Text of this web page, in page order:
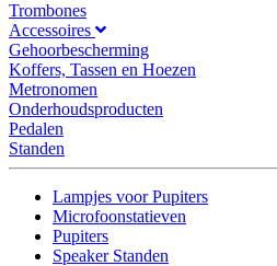
Trombones
Accessoires
Gehoorbescherming
Koffers, Tassen en Hoezen
Metronomen
Onderhoudsproducten
Pedalen
Standen
Lampjes voor Pupiters
Microfoonstatieven
Pupiters
Speaker Standen